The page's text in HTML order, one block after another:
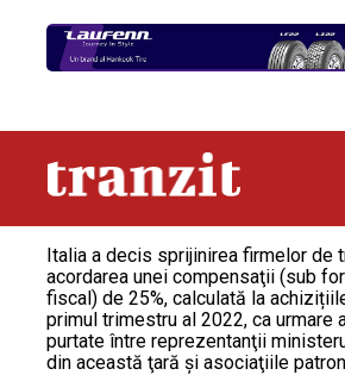
Italia a decis sprijinirea firmelor de
acordarea unei compensaţii (sub
fiscal) de 25%, calculată la
primul trimestru al 2022, ca urmare
purtate între reprezentanţii
din această ţară şi asociaţiile